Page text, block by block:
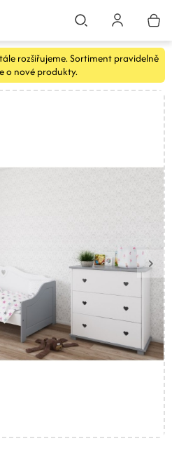
rozšiřujeme. Sortiment pravidelně
o nové produkty.